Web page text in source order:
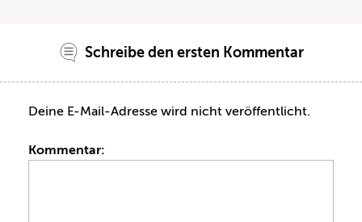
Schreibe den ersten Kommentar
Deine E-Mail-Adresse wird nicht veröffentlicht.
Kommentar: